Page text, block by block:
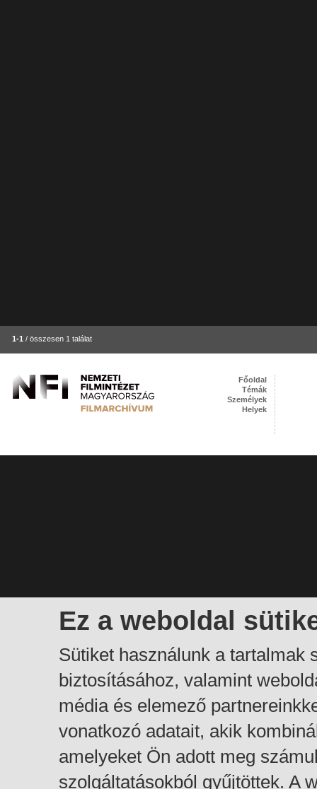
1-1 / összesen 1 találat
Ez a weboldal
Sütiket használunk a tartalmak
biztosításához, valamint
média és elemező
vonatkozó adatait, akik
amelyeket Ön adott meg
szolgáltatásokból gyűjtöttek. A
Főoldal
Témák
Személyek
Helyek